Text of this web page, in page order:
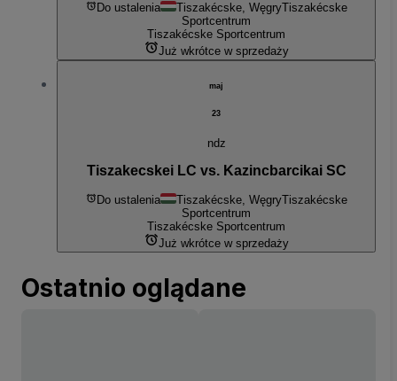
Do ustalenia Tiszakécske, WęgryTiszakécske
Sportcentrum
Tiszakécske Sportcentrum
Już wkrótce w sprzedaży
maj
23
ndz
Tiszakecskei LC vs. Kazincbarcikai SC
Do ustalenia Tiszakécske, WęgryTiszakécske
Sportcentrum
Tiszakécske Sportcentrum
Już wkrótce w sprzedaży
Ostatnio oglądane